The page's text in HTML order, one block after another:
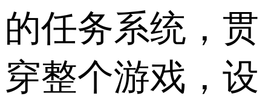
的任务系统，贯
穿整个游戏，设